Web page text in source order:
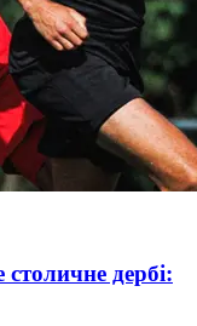
дербі: